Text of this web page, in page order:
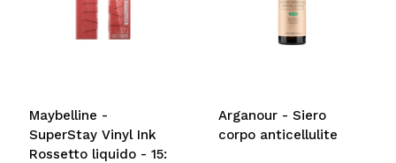
Maybelline -
SuperStay Vinyl Ink
Rossetto liquido - 15:
Arganour - Siero
corpo anticellulite